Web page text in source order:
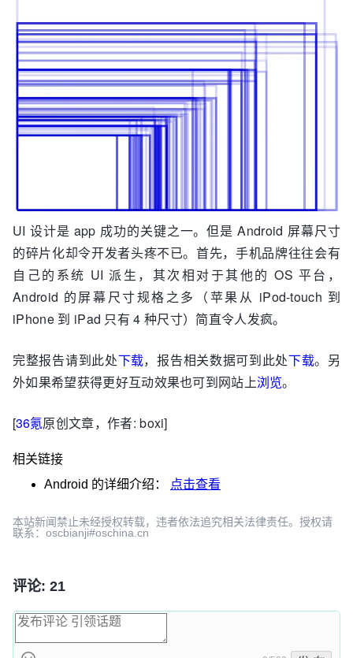
UI 设计是 app 成功的关键之一。但是 Android 屏幕尺寸
的碎片化却令开发者头疼不已。首先，手机品牌往往会有
自己的系统 UI 派生，其次相对于其他的 OS 平台，
Android 的屏幕尺寸规格之多（苹果从 iPod-touch 到
iPhone 到 iPad 只有 4 种尺寸）简直令人发疯。
完整报告请到此处下载，报告相关数据可到此处下载。另
外如果希望获得更好互动效果也可到网站上浏览。
[36氪原创文章，作者: boxi]
相关链接
Android 的详细介绍： 点击查看
本站新闻禁止未经授权转载，违者依法追究相关法律责任。授权请
联系：oscbianji#oschina.cn
评论: 21